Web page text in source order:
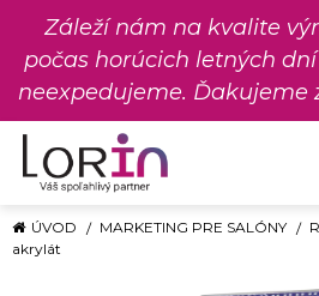
Záleží nám na kvalite
počas horúcich letných
neexpedujeme. Ďakujeme
ÚVOD MARKETING PRE SALÓNY
akrylát